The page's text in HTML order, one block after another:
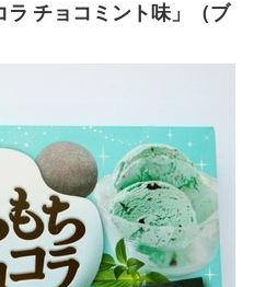
チョコミント味」（ブ